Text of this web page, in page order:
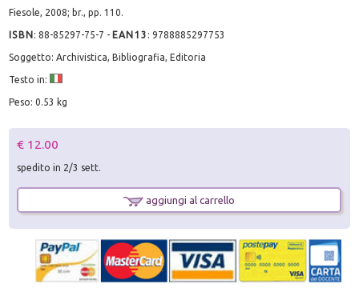
Fiesole, 2008; br., pp. 110.
ISBN:88-85297-75-7 - EAN13 :9788885297753
Soggetto: Archivistica, Bibliografia, Editoria
Testo in:
Peso: 0.53 kg
€ 12.00
spedito in 2/3 sett.
aggiungi al carrello